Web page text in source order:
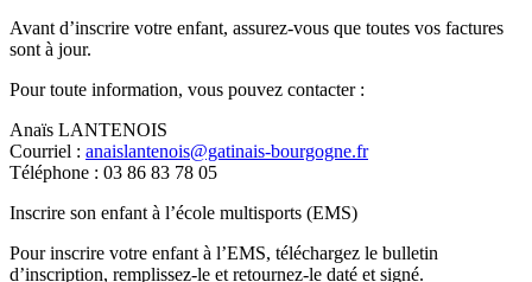
Avant d’inscrire votre enfant, assurez-vous que toutes vos factures
sont à jour.
Pour toute information, vous pouvez contacter :
Anaïs LANTENOIS
Courriel : anaislantenois@gatinais-bourgogne.fr
Téléphone : 03 86 83 78 05
Inscrire son enfant à l’école multisports (EMS)
Pour inscrire votre enfant à l’EMS, téléchargez le bulletin
d’inscription, remplissez-le et retournez-le daté et signé.